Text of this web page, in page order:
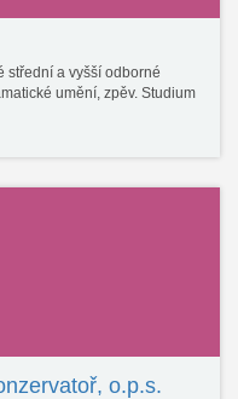
střední a vyšší odborné
umění, zpěv. Studium
o.p.s.